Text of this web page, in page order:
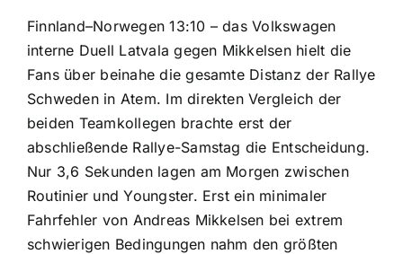
Finnland–Norwegen 13:10 – das Volkswagen
interne Duell Latvala gegen Mikkelsen hielt die
Fans über beinahe die gesamte Distanz der Rallye
Schweden in Atem. Im direkten Vergleich der
beiden Teamkollegen brachte erst der
abschließende Rallye-Samstag die Entscheidung.
Nur 3,6 Sekunden lagen am Morgen zwischen
Routinier und Youngster. Erst ein minimaler
Fahrfehler von Andreas Mikkelsen bei extrem
schwierigen Bedingungen nahm den größten